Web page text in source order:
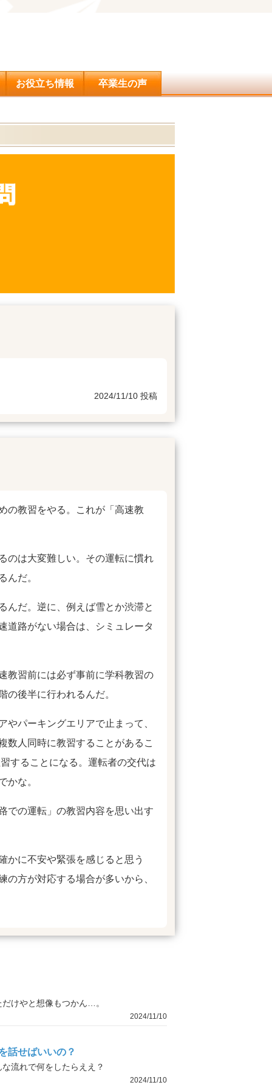
問合せ
お役立ち情報 卒業生の声
2024/11/10 投稿
の教習をやる。これが「高速教
のは大変難しい。その運転に慣れ
んだ。
んだ。逆に、例えば雪とか渋滞と
道路がない場合は、シミュレータ
教習前には必ず事前に学科教習の
の後半に行われるんだ。
パーキングエリアで止まって、
数人同時に教習することがあるこ
することになる。運転者の交代は
かな。
での運転」の教習内容を思い出す
かに不安や緊張を感じると思う
方が対応する場合が多いから、
けやと想像もつかん…。
2024/11/10
話せばいいの？
流れで何をしたらええ？
2024/11/10